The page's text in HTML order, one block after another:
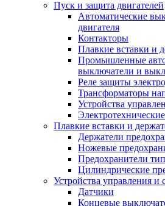
Пуск и защита двигателей
Автоматические
двигателя
Контакторы
Плавкие вставки и
Промышленные
выключатели и
Реле защиты
Трансформаторы
Устройства
Плавкие вставки и
Держатели
Ножевые
Предохранители
Цилиндрические
Устройства управления и
Датчики
Концевые